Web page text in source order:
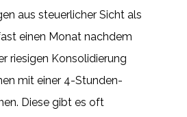
aus steuerlicher Sicht als
einen Monat nachdem
riesigen Konsolidierung
mit einer 4-Stunden-
Diese gibt es oft